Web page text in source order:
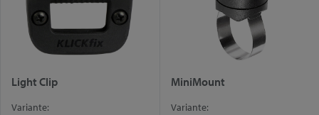
Light Clip
Variante:
MiniMount
Variante: